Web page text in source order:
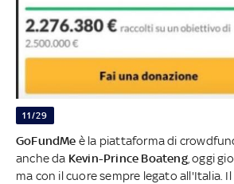
11/29
GoFundMe è la piattaforma di
anche da Kevin-Prince Boateng, oggi
ma con il cuore sempre legato all'Italia.